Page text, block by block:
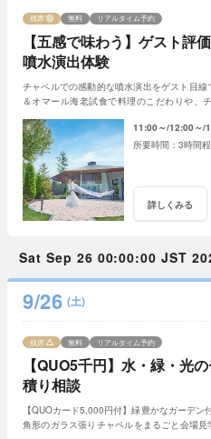
【五感で味わう】ゲスト
噴水演出体験
残席 無料 リアルタイム予約
チャペルでの感動的な噴水演出をゲスト目
＆オマール海老試食で料理のこだわりや、
11:00～ 12:00～
3時間
詳しくみる
Sat Sep 26 00:00:00 JST
9/26 (土)
【QUO5千円】水・緑・光
積り相談
残席 無料 リアルタイム予約
【QUOカード5,000円付】緑豊かなガーデ
角形のガラス張りチャペルをまるごと会場